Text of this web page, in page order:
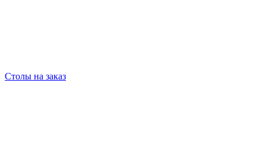
Столы на заказ